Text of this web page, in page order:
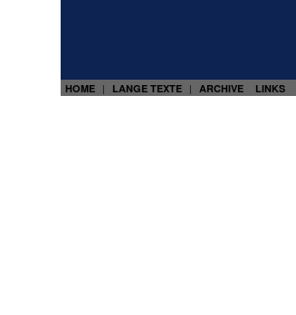
HOME | LANGE TEXTE | ARCHIVE LINKS